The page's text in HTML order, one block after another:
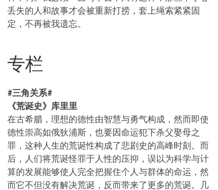
丢失的人和故事才会被重新打捞，套上绳索紧紧固
定，不再被我遗忘。
专栏
#三角关系#
《荒诞史》库里里
在古希腊，理想的德性由智慧与勇气构成，然而即使
德性崇高如俄狄浦斯，也要因命运犯下杀父娶母之
罪，这种人生的荒诞性构成了悲剧史的高峰时刻。而
后，人们将荒诞怪罪于人性的压抑，误以为科学与计
算的发展能够使人完全把握住个人与群体的命运，然
而它不但没有解决荒诞，反而带来了更多的荒诞。几